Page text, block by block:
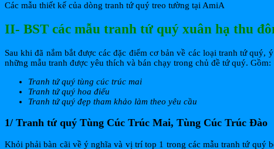
Các mẫu thiết kế của dòng tranh tứ quý treo tường tại AmiA
II- BST các mẫu tranh tứ quý xuân hạ thu
Sau khi đã nắm bắt được các đặc điểm cơ bản về các loại tranh tứ
những mẫu tranh được yêu thích và bán chạy trong chủ đề tứ quý. Gồm:
Tranh tứ quý tùng cúc trúc mai
Tranh tứ quý hoa điểu
Tranh tứ quý đẹp tham khảo làm theo yêu cầu
1/ Tranh tứ quý Tùng Cúc Trúc Mai, Tùng Cúc Trúc Đào
Khỏi phải bàn cãi về ý nghĩa và vị trí top 1 trong các mẫu tranh tứ quý